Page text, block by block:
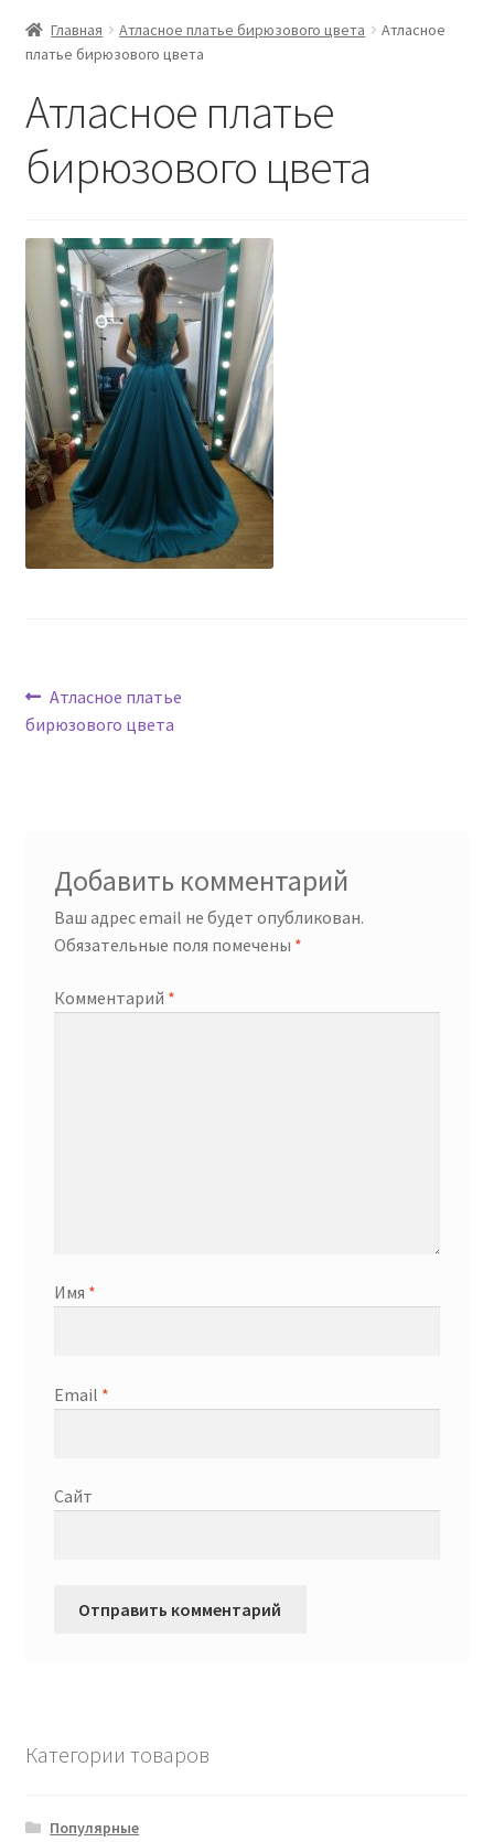
Главная Атласное платье бирюзового цвета
Атласное
платье бирюзового цвета
Атласное платье
бирюзового цвета
Навигация
по
Предыдущая
запись:
Атласное платье
бирюзового цвета
Добавить комментарий
Ваш адрес email не будет опубликован.
Обязательные поля помечены *
Комментарий *
Имя *
Email *
Сайт
Категории товаров
Популярные